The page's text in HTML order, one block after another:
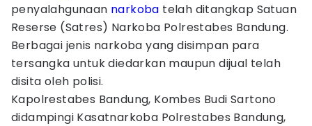
penyalahgunaan narkoba telah ditangkap Satuan
Reserse (Satres) Narkoba Polrestabes Bandung.
Berbagai jenis narkoba yang disimpan para
tersangka untuk diedarkan maupun dijual telah
disita oleh polisi.
Kapolrestabes Bandung, Kombes Budi Sartono
didampingi Kasatnarkoba Polrestabes Bandung,